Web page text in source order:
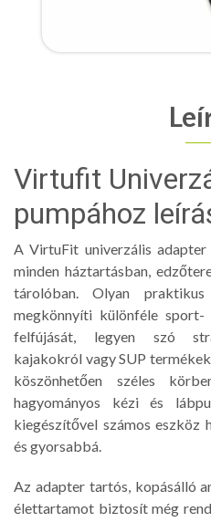
Virtufit
pumpához
A VirtuFit univerzális
minden háztartásban,
tárolóban. Olyan
megkönnyíti különféle sport-
felfújását, legyen szó
kajakokról vagy SUP
köszönhetően széles
hagyományos kézi és
kiegészítővel számos eszköz
és gyorsabbá.
Az adapter tartós, kopásálló
élettartamot biztosít még